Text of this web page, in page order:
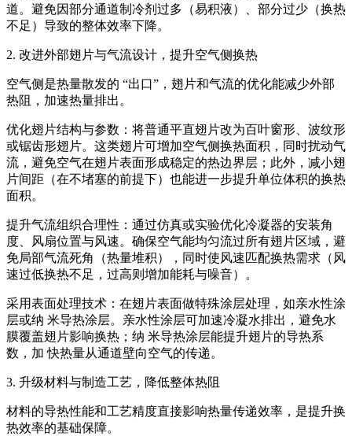
道。避免因部分通道制冷剂过多（易积液）、部分过少（换热
不足）导致的整体效率下降。
2. 改进外部翅片与气流设计，提升空气侧换热
空气侧是热量散发的 “出口”，翅片和气流的优化能减少外部
热阻，加速热量排出。
优化翅片结构与参数：将普通平直翅片改为百叶窗形、波纹形
或锯齿形翅片。这类翅片可增加空气侧换热面积，同时扰动气
流，避免空气在翅片表面形成稳定的热边界层；此外，减小翅
片间距（在不堵塞的前提下）也能进一步提升单位体积的换热
面积。
提升气流组织合理性：通过仿真或实验优化冷凝器的安装角
度、风扇位置与风速。确保空气能均匀流过所有翅片区域，避
免局部气流死角（热量堆积），同时使风速匹配换热需求（风
速过低换热不足，过高则增加能耗与噪音）。
采用表面处理技术：在翅片表面做特殊涂层处理，如亲水性涂
层或纳 米导热涂层。亲水性涂层可加速冷凝水排出，避免水
膜覆盖翅片影响换热；纳 米导热涂层能提升翅片的导热系
数，加 快热量从通道壁向空气的传递。
3. 升级材料与制造工艺，降低整体热阻
材料的导热性能和工艺精度直接影响热量传递效率，是提升换
热效率的基础保障。